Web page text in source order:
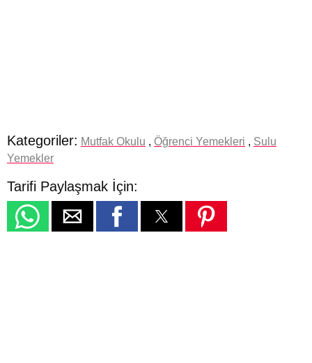
Kategoriler: Mutfak Okulu , Öğrenci Yemekleri , Sulu
Yemekler
Tarifi Paylaşmak İçin: